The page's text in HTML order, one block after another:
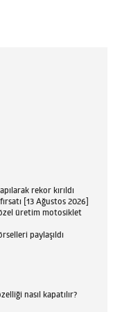
rekor kırıldı
[13 Ağustos 2026]
üretim motosiklet
paylaşıldı
nasıl kapatılır?